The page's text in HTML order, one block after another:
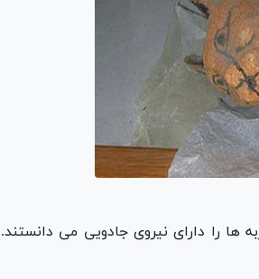
ها را دارای نیروی جادویی می دانستند.